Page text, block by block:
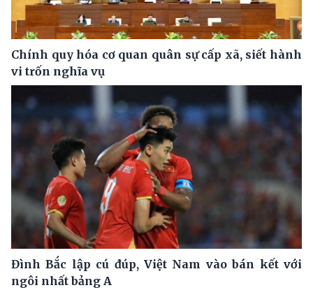
Chính quy hóa cơ quan quân sự cấp xã, siết hành
vi trốn nghĩa vụ
Đình Bắc lập cú đúp, Việt Nam vào bán kết với
ngôi nhất bảng A